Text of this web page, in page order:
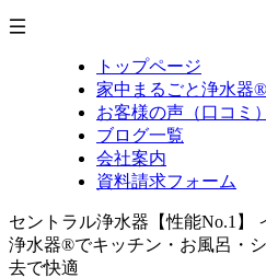
トップページ
家中まるごと浄水器
お客様の声（口コミ）
ブログ一覧
会社案内
資料請求フォーム
セントラル浄水器【性能No.1】
浄水器®でキッチン・お風呂・
去で快適